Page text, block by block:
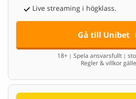
Live streaming i högklass.
Gå till Unibet
18+ | Spela ansvarsfullt |
Regler & villkor